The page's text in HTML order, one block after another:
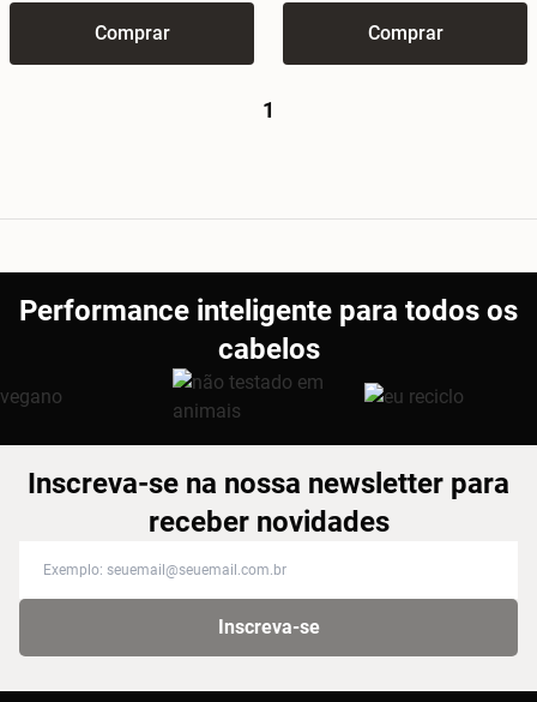
Comprar
Comprar
1
Performance inteligente para todos os
cabelos
Inscreva-se na nossa newsletter para
receber novidades
Inscreva-se